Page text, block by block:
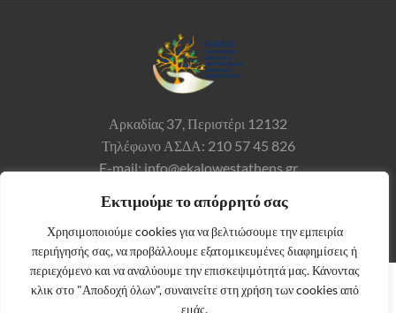
Εκτιμούμε το απόρρητό σας
Χρησιμοποιούμε cookies για να βελτιώσουμε την εμπειρία
περιήγησής σας, να προβάλλουμε εξατομικευμένες διαφημίσεις ή
περιεχόμενο και να αναλύουμε την επισκεψιμότητά μας. Κάνοντας
κλικ στο "Αποδοχή όλων", συναινείτε στη χρήση των cookies από
εμάς.
Αρκαδίας 37,Περιστέρι 12132
Τηλέφωνο ΑΣΔΑ: 210 57 45 826
E-mail: info@ekalowestathens.gr